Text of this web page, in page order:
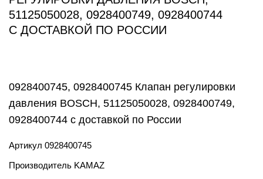
51125050028, 0928400749, 0928400744
С ДОСТАВКОЙ ПО РОССИИ
0928400745, 0928400745 Клапан регулировки
давления BOSCH, 51125050028, 0928400749,
0928400744 с доставкой по России
Артикул 0928400745
Производитель KAMAZ